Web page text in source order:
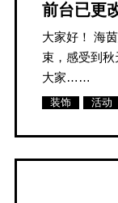
前台已更
大家好！ 海
束，感受到秋
大家……
装饰 活动